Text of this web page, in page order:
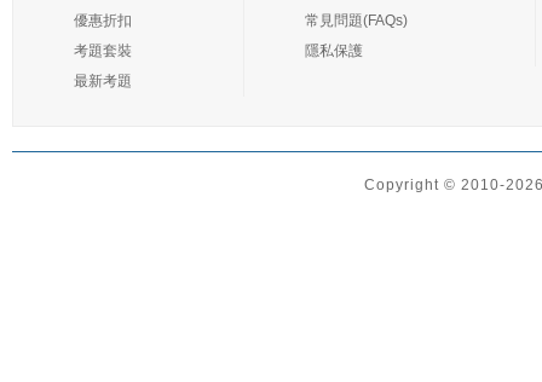
優惠折扣
考題套裝
最新考題
常見問題(FAQs)
隱私保護
Copyright © 2010-